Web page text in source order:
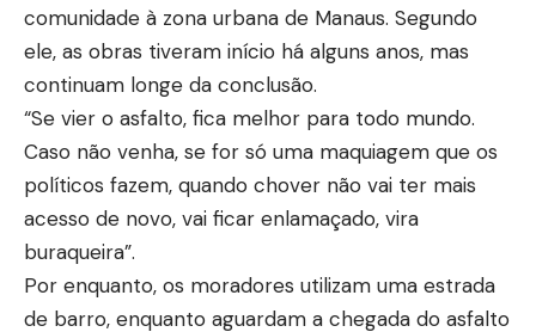
comunidade à zona urbana de Manaus. Segundo
ele, as obras tiveram início há alguns anos, mas
continuam longe da conclusão.
“Se vier o asfalto, fica melhor para todo mundo.
Caso não venha, se for só uma maquiagem que os
políticos fazem, quando chover não vai ter mais
acesso de novo, vai ficar enlamaçado, vira
buraqueira”.
Por enquanto, os moradores utilizam uma estrada
de barro, enquanto aguardam a chegada do asfalto